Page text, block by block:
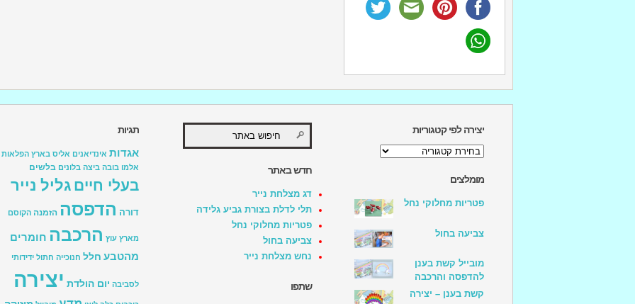
תגיות
אגדות אינדיאנים אליס בארץ הפלאות
אלמו בובה ביצה בלונים בלשים
בעלי חיים גליל נייר
דורה הדפסה הזמנה הקוסם
מארץ עוץ הרכבה חומרים
מהטבע חלל חנוכייה חתול ידידותי
לסביבה יום הולדת יצירה
חדש באתר
דג מצלחת נייר
תלי לדלת בצורת גביע גלידה
פטריות מחלוקי נחל
צביעה בחול
נחש מצלחת נייר
שתפו
יצירה לפי קטגוריות
יצירה
קטגוריות
מומלצים
פטריות מחלוקי נחל
צביעה בחול
מובייל קשת בענן
להדפסה והרכבה
קשת בענן – יצירה